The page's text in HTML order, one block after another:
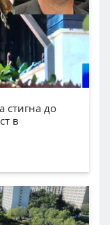
стигна до
в